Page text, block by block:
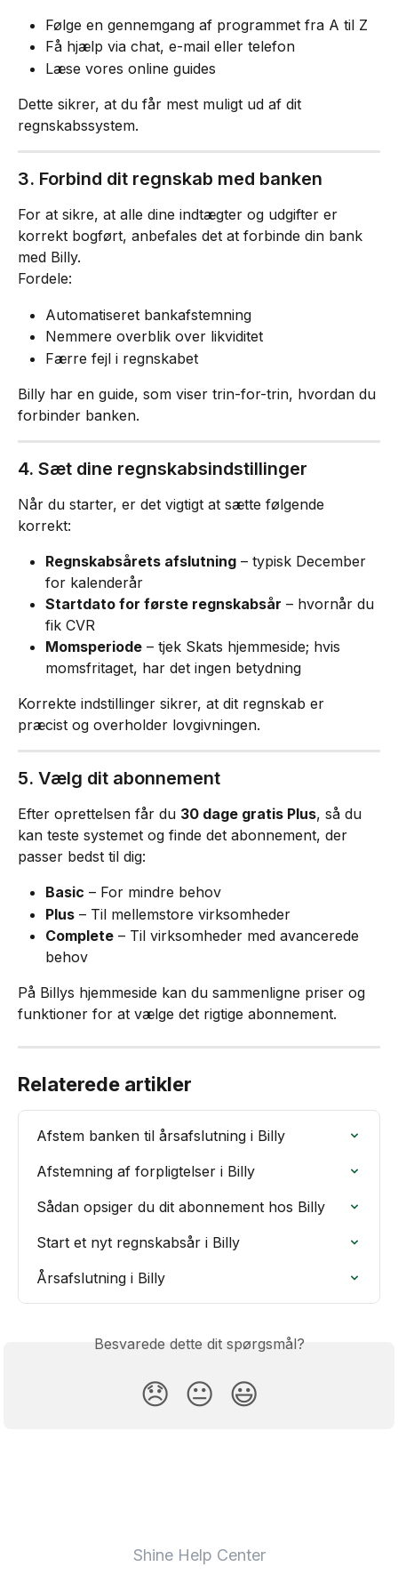
Følge en gennemgang af programmet fra A til Z
Få hjælp via chat, e-mail eller telefon
Læse vores online guides
Dette sikrer, at du får mest muligt ud af dit
regnskabssystem.
3. Forbind dit regnskab med banken
For at sikre, at alle dine indtægter og udgifter er
korrekt bogført, anbefales det at forbinde din bank
med Billy.
Fordele:
Automatiseret bankafstemning
Nemmere overblik over likviditet
Færre fejl i regnskabet
Billy har en guide, som viser trin-for-trin, hvordan du
forbinder banken.
4. Sæt dine regnskabsindstillinger
Når du starter, er det vigtigt at sætte følgende
korrekt:
Regnskabsårets afslutning – typisk December
for kalenderår
Startdato for første regnskabsår – hvornår du
fik CVR
Momsperiode – tjek Skats hjemmeside; hvis
momsfritaget, har det ingen betydning
Korrekte indstillinger sikrer, at dit regnskab er
præcist og overholder lovgivningen.
5. Vælg dit abonnement
Efter oprettelsen får du 30 dage gratis Plus, så du
kan teste systemet og finde det abonnement, der
passer bedst til dig:
Basic – For mindre behov
Plus – Til mellemstore virksomheder
Complete – Til virksomheder med avancerede
behov
På Billys hjemmeside kan du sammenligne priser og
funktioner for at vælge det rigtige abonnement.
Relaterede artikler
Afstem banken til årsafslutning i Billy
Afstemning af forpligtelser i Billy
Sådan opsiger du dit abonnement hos Billy
Start et nyt regnskabsår i Billy
Årsafslutning i Billy
Besvarede dette dit spørgsmål?
😞 😐 😃
Shine Help Center